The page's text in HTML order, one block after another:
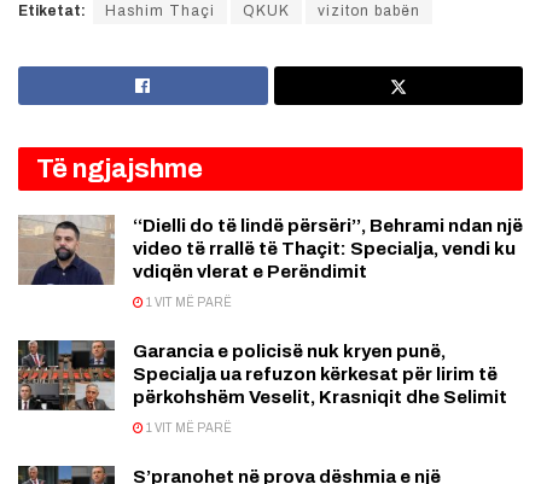
Etiketat: Hashim Thaçi QKUK viziton babën
Të ngjajshme
‘‘Dielli do të lindë përsëri’’, Behrami ndan një
video të rrallë të Thaçit: Specialja, vendi ku
vdiqën vlerat e Perëndimit
1 VIT MË PARË
Garancia e policisë nuk kryen punë,
Specialja ua refuzon kërkesat për lirim të
përkohshëm Veselit, Krasniqit dhe Selimit
1 VIT MË PARË
S’pranohet në prova dëshmia e një